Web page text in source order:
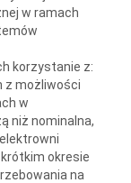
w ramach
korzystanie z:
z możliwości
w
niż nominalna,
okresie
na